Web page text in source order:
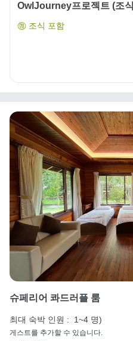
OwlJourney프로젝트 (조
조식 포함
슈페리어 콰드러플 룸
최대 숙박 인원 : 1~4 명)
게스트를 추가할 수 있습니다.